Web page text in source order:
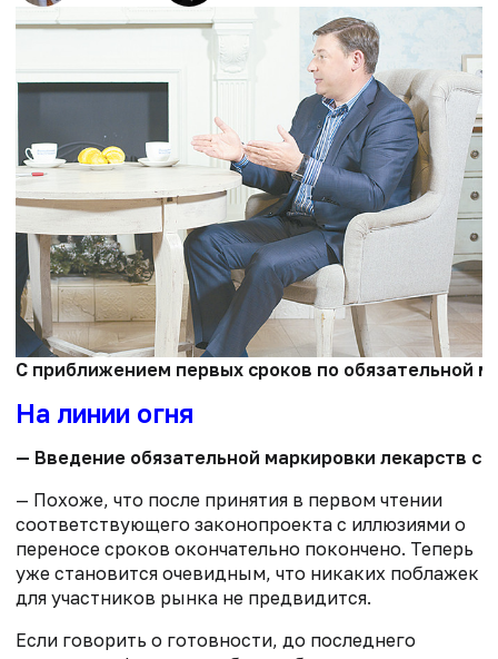
С приближением первых сроков по обязательной
На линии огня
— Введение обязательной маркировки лекарств с
— Похоже, что после принятия в первом чтении
соответствующего законопроекта с иллюзиями о
переносе сроков окончательно покончено. Теперь
уже становится очевидным, что никаких поблажек
для участников рынка не предвидится.
Если говорить о готовности, до последнего